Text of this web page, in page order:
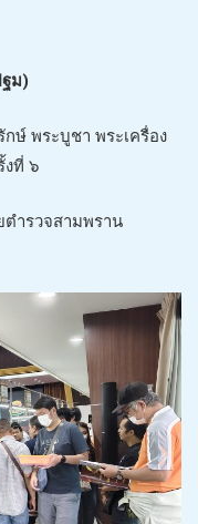
ม)
ษ์ พระบูชา พระเครื่อง
งที่ ๖
ำรวจสามพราน